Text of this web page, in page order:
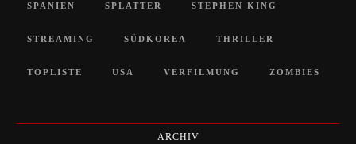
SPANIEN SPLATTER STEPHEN KING
STREAMING SÜDKOREA THRILLER
TOPLISTE USA VERFILMUNG ZOMBIES
ARCHIV